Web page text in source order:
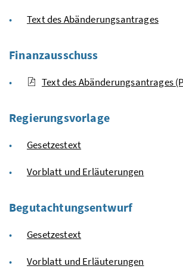
Text des Abänderungsantrages
Finanzausschuss
Text des Abänderungsantrages
Regierungsvorlage
Gesetzestext
Vorblatt und Erläuterungen
Begutachtungsentwurf
Gesetzestext
Vorblatt und Erläuterungen